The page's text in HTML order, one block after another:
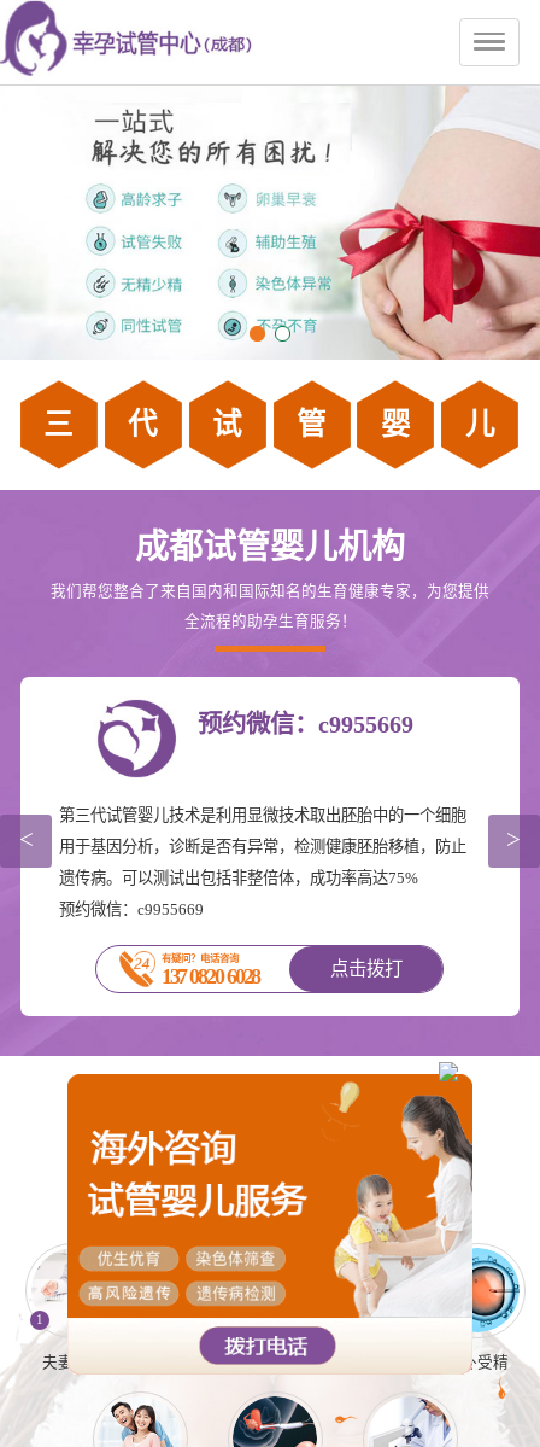
三 代 试 管 婴 儿
成都试管婴儿机构
我们帮您整合了来自国内和国际知名的生育健康专家，为您提供
全流程的助孕生育服务！
预约微信：c9955669
第三代试管婴儿技术是利用显微技术取出胚胎中的一个细胞
用于基因分析，诊断是否有异常，检测健康胚胎移植，防止
遗传病。可以测试出包括非整倍体，成功率高达75%
预约微信：c9955669
有疑问？电话咨询
137 0820 6028 点击拨打
>
<
试管婴儿流程
全维度辅助生殖解决方案，全程多对一跟踪服务
预约微信：c9955669
1
夫妻检查
2
促排卵
3
取精取卵
4
体外受精